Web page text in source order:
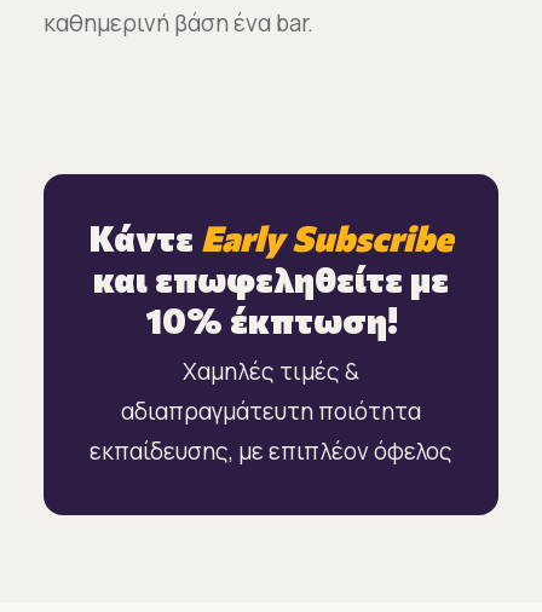
καθημερινή βάση ένα bar.
Κάντε Early Subscribe
και επωφεληθείτε με
10% έκπτωση!
Χαμηλές τιμές &
αδιαπραγμάτευτη ποιότητα
εκπαίδευσης, με επιπλέον όφελος